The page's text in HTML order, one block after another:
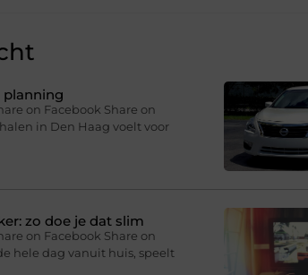
planning
on Facebook Share on
in Den Haag voelt voor
zo doe je dat slim
on Facebook Share on
hele dag vanuit huis, speelt